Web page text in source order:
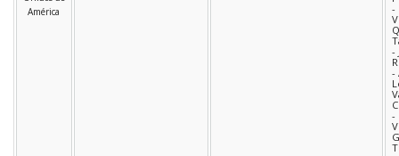
América
-
-
-
-